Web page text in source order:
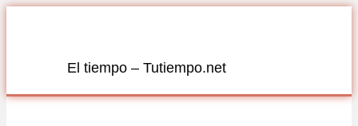
El tiempo – Tutiempo.net